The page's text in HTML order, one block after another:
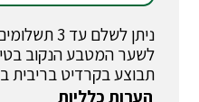
ניתן לשלם
לשער המטבע הנקוב
תבוצע בקרדיט בריבית
הערות כלליות